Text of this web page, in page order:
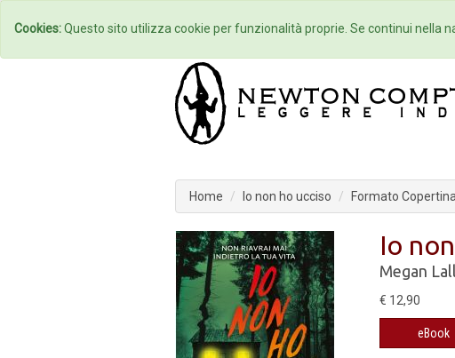
Home Autori
Home Io non ho ucciso Formato
Io
Megan
€ 12,90
eBook
Cookies:Questo sito utilizza cookie per funzionalità proprie. Se continui nella